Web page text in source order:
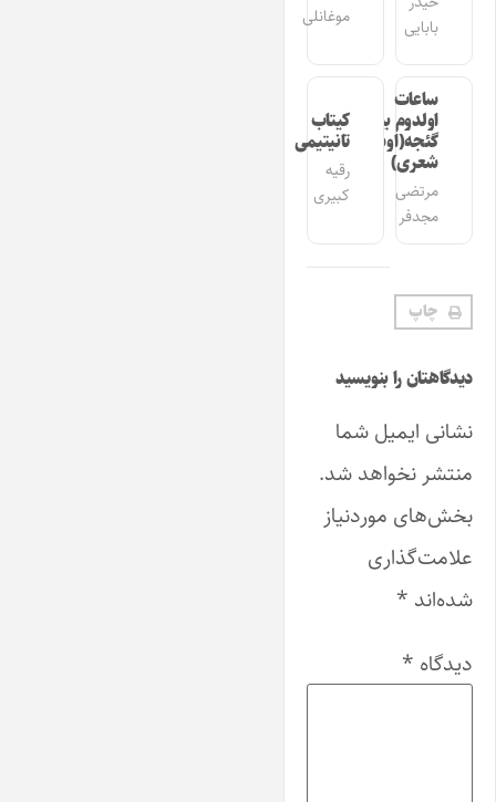
بابایی
موغانلی
ساعات
اولدوم بیر
گئجه(اوشاق
شعری)
مرتضی
مجدفر
کیتاب
تانیتیمی
رقیه
کبیری
چاپ
دیدگاهتان را بنویسید
نشانی ایمیل شما
منتشر نخواهد شد.
بخش‌های موردنیاز
علامت‌گذاری
شده‌اند *
دیدگاه *